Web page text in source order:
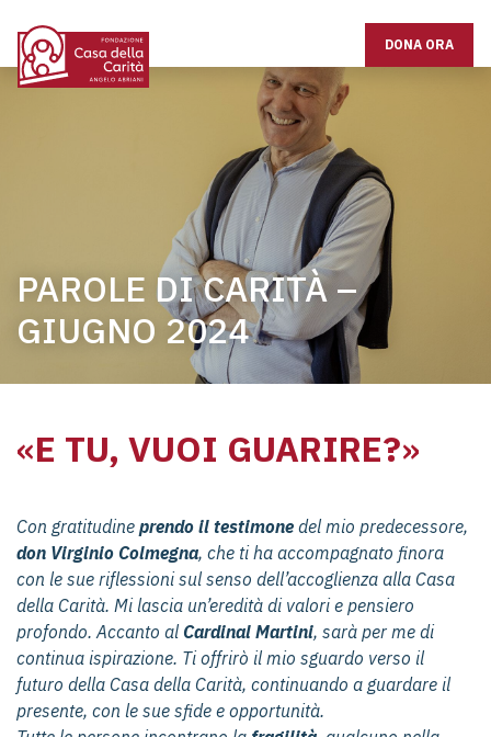
DONA ORA
PAROLE DI CARITÀ –
GIUGNO 2024
«E TU, VUOI GUARIRE?»
Con gratitudine prendo il testimone del mio predecessore,
don Virginio Colmegna, che ti ha accompagnato finora
con le sue riflessioni sul senso dell’accoglienza alla Casa
della Carità. Mi lascia un’eredità di valori e pensiero
profondo. Accanto al Cardinal Martini, sarà per me di
continua ispirazione. Ti offrirò il mio sguardo verso il
futuro della Casa della Carità, continuando a guardare il
presente, con le sue sfide e opportunità.